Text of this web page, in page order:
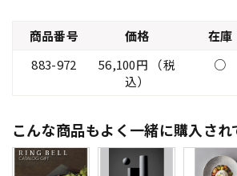
商品番号 価格 在庫
883-972
56,100円 （税
込）
○
こんな商品もよく一緒に購入され